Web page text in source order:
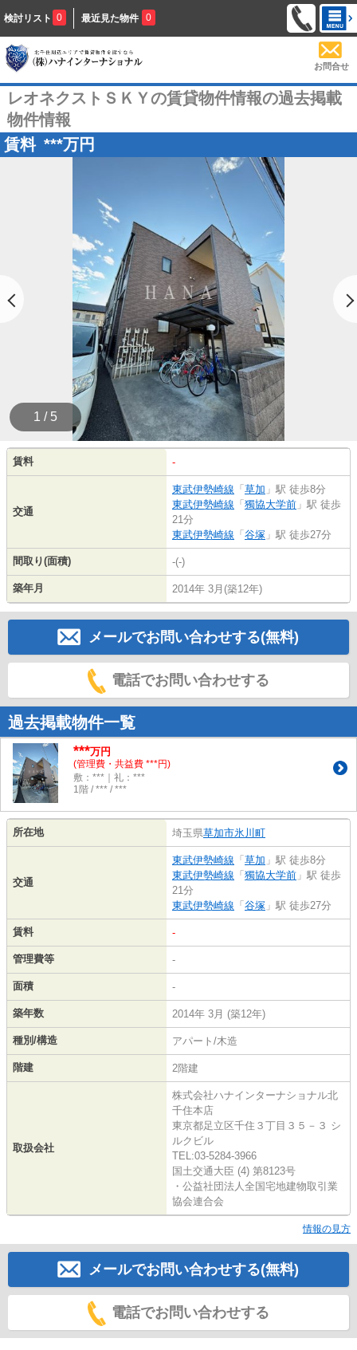
検討リスト 0 最近見た物件 0
お問合せ
レオネクストＳＫＹの賃貸物件情報の過去掲載
物件情報
賃料 ***万円
1 / 5
賃料 -
交通
東武伊勢崎線 「草加 」駅 徒歩8分
東武伊勢崎線 「獨協大学前 」駅 徒歩
21分
東武伊勢崎線 「谷塚 」駅 徒歩27分
間取り(面積) -(-)
築年月 2014年 3月(築12年)
メールでお問い合わせする(無料)
電話でお問い合わせする
過去掲載物件一覧
***万円
(管理費・共益費 ***円)
敷：***｜礼：***
1階 / *** / ***
所在地 埼玉県草加市氷川町
交通
東武伊勢崎線 「草加 」駅 徒歩8分
東武伊勢崎線 「獨協大学前 」駅 徒歩
21分
東武伊勢崎線 「谷塚 」駅 徒歩27分
賃料 -
管理費等 -
面積 -
築年数 2014年 3月 (築12年)
種別/構造 アパート/木造
階建 2階建
取扱会社
株式会社ハナインターナショナル北
千住本店
東京都足立区千住３丁目３５－３ シ
ルクビル
TEL:03-5284-3966
国土交通大臣 (4) 第8123号
・公益社団法人全国宅地建物取引業
協会連合会
情報の見方
メールでお問い合わせする(無料)
電話でお問い合わせする